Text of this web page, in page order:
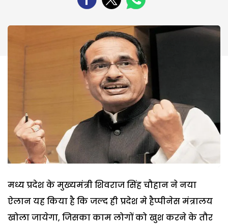
मध्य प्रदेश के मुख्यमंत्री शिवराज सिंह चौहान ने नया
ऐलान यह किया है कि जल्द ही प्रदेश मे हैप्पीनेस मंत्रालय
खोला जायेगा, जिसका काम लोगों को खुश करने के तौर